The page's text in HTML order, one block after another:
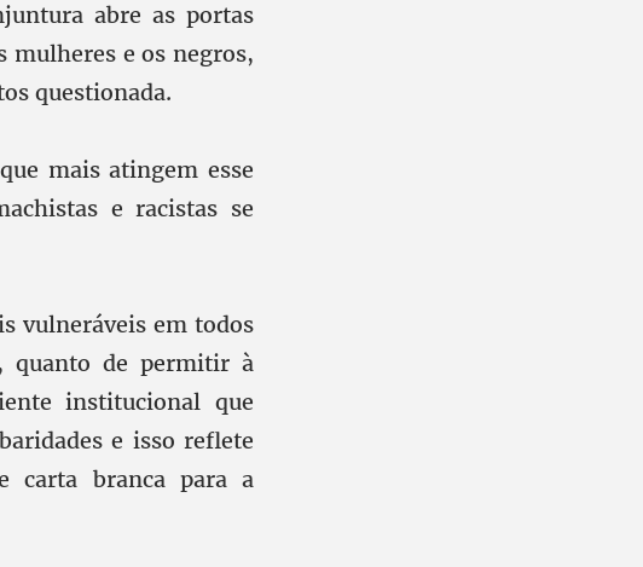
abre as portas
mulheres e os negros,
questionada.
mais atingem esse
e racistas se
vulneráveis em todos
quanto de permitir à
institucional que
e isso reflete
carta branca para a